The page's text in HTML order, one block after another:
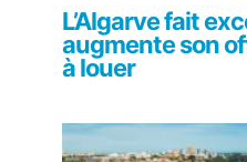
L’Algarve fait
augmente son
à louer